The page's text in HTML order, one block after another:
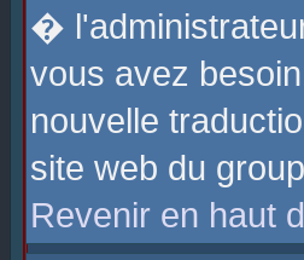
�
vous avez
nouvelle
site web du
Revenir en haut